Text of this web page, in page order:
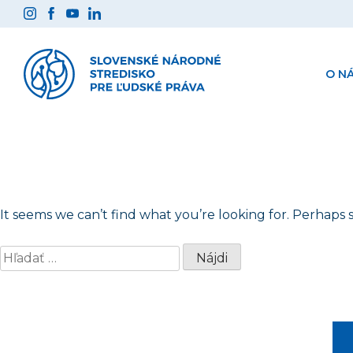
Preskočiť
na
O
It seems we can’t find what you’re looking for. Perhaps
Hľadať: